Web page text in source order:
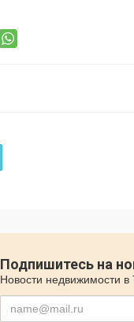
Подпишитесь на
Новости недвижимости